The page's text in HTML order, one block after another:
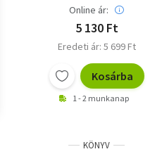
Online ár:
5 130 Ft
Eredeti ár: 5 699 Ft
Kosárba
1 - 2 munkanap
KÖNYV